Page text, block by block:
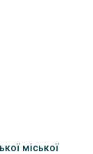
міської